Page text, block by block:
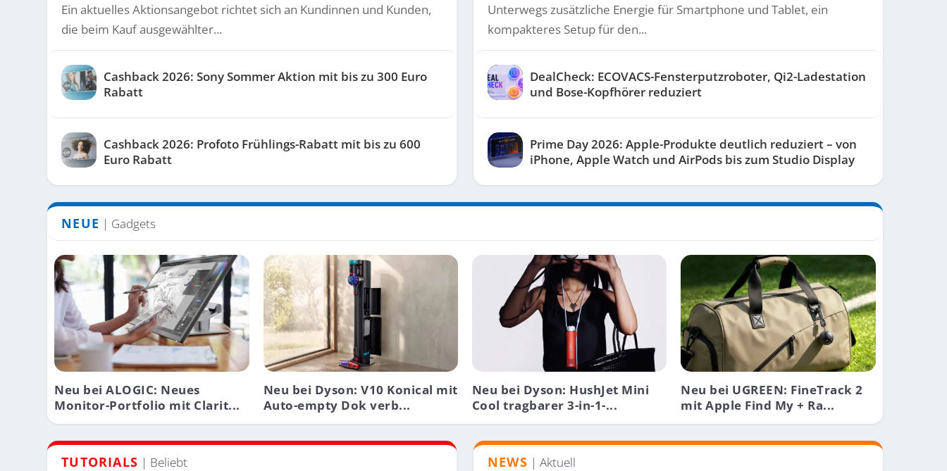
Ein aktuelles Aktionsangebot richtet sich an Kundinnen und Kunden,
die beim Kauf ausgewählter...
Cashback 2026: Sony Sommer Aktion mit bis zu 300 Euro
Rabatt
Cashback 2026: Profoto Frühlings-Rabatt mit bis zu 600
Euro Rabatt
Unterwegs zusätzliche Energie für Smartphone und Tablet, ein
kompakteres Setup für den...
DealCheck: ECOVACS-Fensterputzroboter, Qi2-Ladestation
und Bose-Kopfhörer reduziert
Prime Day 2026: Apple-Produkte deutlich reduziert – von
iPhone, Apple Watch und AirPods bis zum Studio Display
NEUE | Gadgets
Neu bei ALOGIC: Neues
Monitor-Portfolio mit Clarit...
Neu bei Dyson: V10 Konical mit
Auto-empty Dok verb...
Neu bei Dyson: HushJet Mini
Cool tragbarer 3-in-1-...
Neu bei UGREEN: FineTrack 2
mit Apple Find My + Ra...
TUTORIALS | Beliebt NEWS | Aktuell